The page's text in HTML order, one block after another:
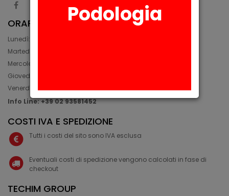
ORARIO
Lunedì: 08:30 - 12:30, 14:00 - 17:45
Martedì: 08:30 - 12:30, 14:00 - 17:00
Mercoledì: 08:30 - 12:30, 14:00 - 17:00
Giovedì: 09:30 - 12:30, 14:00 - 17:00
Venerdì: 08:30 - 12:30, 14:00 - 17:00
Info Line: +39 02 93581452
COSTI IVA E SPEDIZIONE
Tutti i costi del sito sono IVA esclusa
Eventuali costi di spedizione vengono calcolati in fase di
checkout
TECHIM GROUP
Podologia